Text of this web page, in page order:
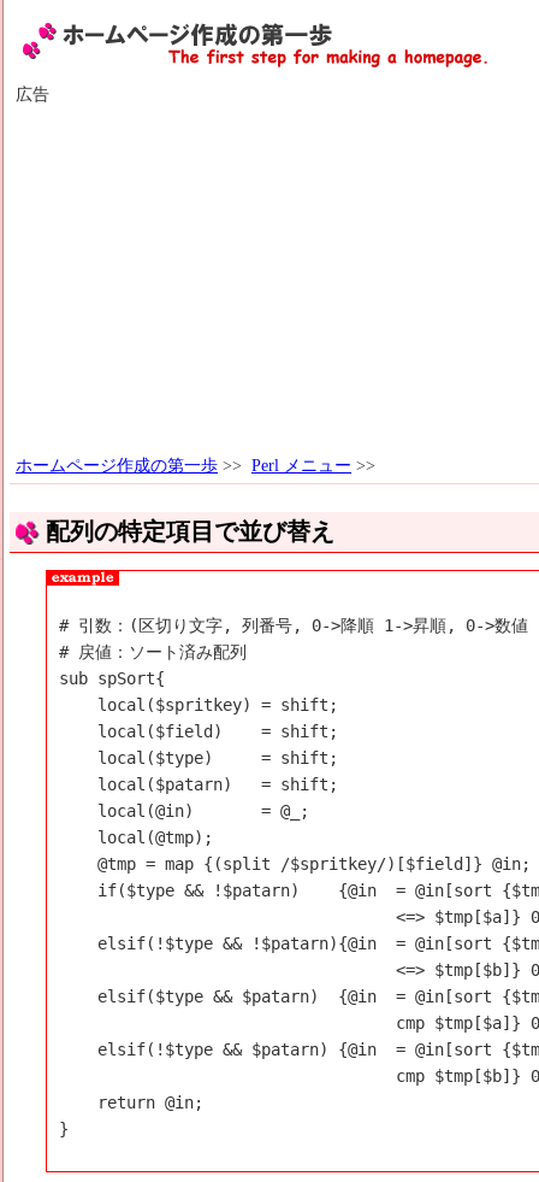
広告
ホームページ作成の第一歩 >> Perl メニュー >>
配列の特定項目で並び替え
# 引数：(区切り文字, 列番号, 0->降順 1->昇順, 0->数値
# 戻値：ソート済み配列
sub spSort{
    local($spritkey) = shift;
    local($field)    = shift;
    local($type)     = shift;
    local($patarn)   = shift;
    local(@in)       = @_;
    local(@tmp);
    @tmp = map {(split /$spritkey/)[$field]} @in;
if($type && !$patarn)    {@in  = @in[sort
<=> $tmp[$a]}
elsif(!$type && !$patarn){@in  = @in[sort
<=> $tmp[$b]}
elsif($type && $patarn)  {@in  = @in[sort
cmp $tmp[$a]}
elsif(!$type && $patarn) {@in  = @in[sort
cmp $tmp[$b]}
    return @in;
}